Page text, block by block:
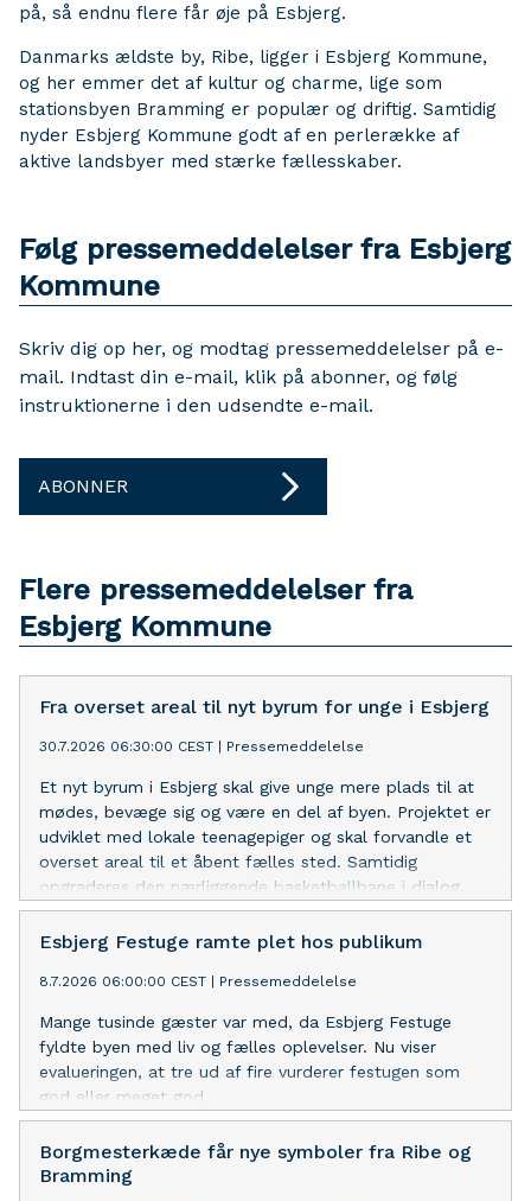
på, så endnu flere får øje på Esbjerg.
Danmarks ældste by, Ribe, ligger i Esbjerg Kommune,
og her emmer det af kultur og charme, lige som
stationsbyen Bramming er populær og driftig. Samtidig
nyder Esbjerg Kommune godt af en perlerække af
aktive landsbyer med stærke fællesskaber.
Følg pressemeddelelser fra Esbjerg
Kommune
Skriv dig op her, og modtag pressemeddelelser på e-
mail. Indtast din e-mail, klik på abonner, og følg
instruktionerne i den udsendte e-mail.
ABONNER
Flere pressemeddelelser fra
Esbjerg Kommune
Fra overset areal til nyt byrum for unge i Esbjerg
30.7.2026 06:30:00 CEST Pressemeddelelse
Et nyt byrum i Esbjerg skal give unge mere plads til at
mødes, bevæge sig og være en del af byen. Projektet er
udviklet med lokale teenagepiger og skal forvandle et
overset areal til et åbent fælles sted. Samtidig
opgraderes den nærliggende basketballbane i dialog
med brugerne.
Esbjerg Festuge ramte plet hos publikum
8.7.2026 06:00:00 CEST Pressemeddelelse
Mange tusinde gæster var med, da Esbjerg Festuge
fyldte byen med liv og fælles oplevelser. Nu viser
evalueringen, at tre ud af fire vurderer festugen som
god eller meget god.
Borgmesterkæde får nye symboler fra Ribe og
Bramming